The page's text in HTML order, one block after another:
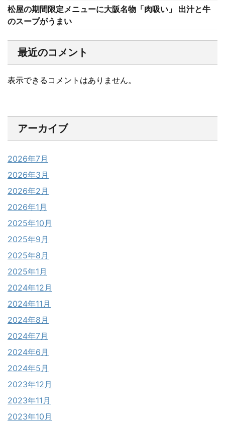
松屋の期間限定メニューに大阪名物「肉吸い」 出汁と牛
のスープがうまい
最近のコメント
表示できるコメントはありません。
アーカイブ
2026年7月
2026年3月
2026年2月
2026年1月
2025年10月
2025年9月
2025年8月
2025年1月
2024年12月
2024年11月
2024年8月
2024年7月
2024年6月
2024年5月
2023年12月
2023年11月
2023年10月